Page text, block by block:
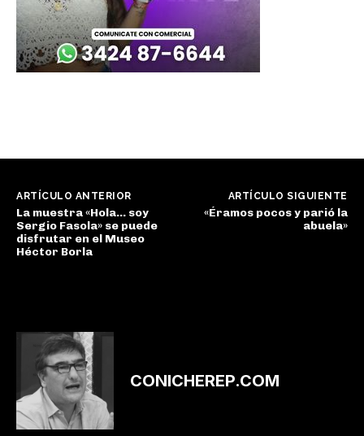
ARTÍCULO ANTERIOR
La muestra «Hola… soy
Sergio Fasola» se puede
disfrutar en el Museo
Héctor Borla
ARTÍCULO SIGUIENTE
«Éramos pocos y parió la
abuela»
CONICHEREP.COM